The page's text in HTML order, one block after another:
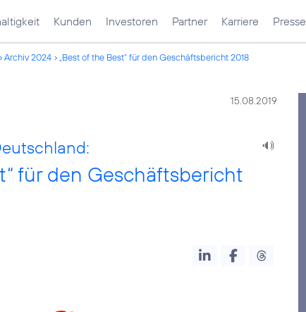
Kunden Investoren Partner Karriere Presse
Archiv 2024 „Best of the Best“ für den Geschäftsbericht 2018
15.08.2019
für den Geschäftsbericht